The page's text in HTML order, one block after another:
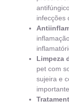
infecções
Limpeza
pet com
sujeira e